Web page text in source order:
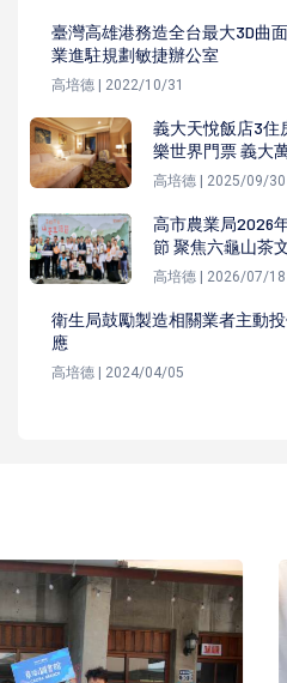
臺灣高雄港務造全台最大3D曲
業進駐規劃敏捷辦公室
高培德 | 2022/10/31
義大天悅飯店3住
樂世界門票 義大
高培德 | 2025/09/30
高市農業局2026
節 聚焦六龜山茶
高培德 | 2026/07/18
衛生局鼓勵製造相關業者主動
應
高培德 | 2024/04/05